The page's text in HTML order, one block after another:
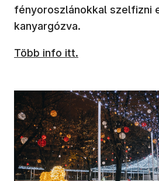
fényoroszlánokkal szelfizni
kanyargózva.
Több info itt.